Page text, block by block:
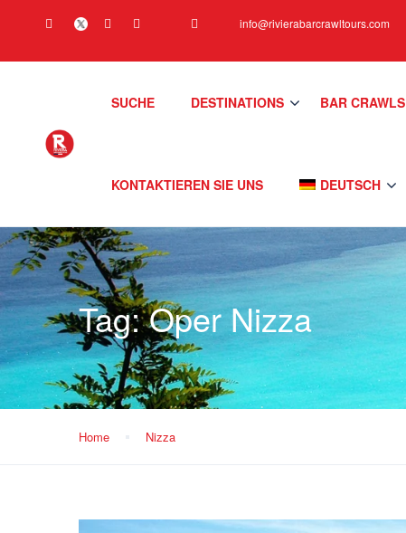
info@rivierabarcrawltours.com
SUCHE DESTINATIONS BAR CRAWLS
KONTAKTIEREN SIE UNS DEUTSCH
Tag:Oper Nizza
Home Nizza